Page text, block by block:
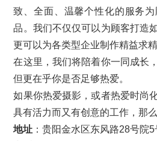
致、全面、温馨个性化的服务
品。我们不仅仅可以为顾客打造
更可以为各类型企业制作精益求
在这里，我们将陪着你一同成长
但更在乎你是否足够热爱。
如果你热爱摄影，或者热爱时尚
具有活力而又有创意的工作，那
地址 ：贵阳金水区东风路28号院